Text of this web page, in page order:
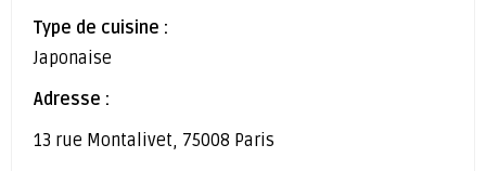
Type de cuisine :
Japonaise
Adresse :
13 rue Montalivet, 75008 Paris